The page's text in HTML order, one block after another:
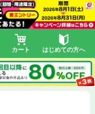
カート はじめての方へ